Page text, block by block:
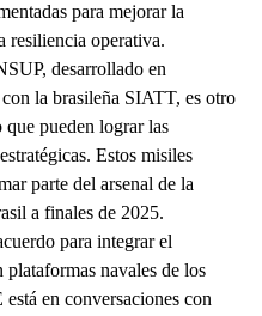
para mejorar la
resiliencia operativa.
desarrollado en
la brasileña SIATT, es otro
que pueden lograr las
Estos misiles
parte del arsenal de la
a finales de 2025.
para integrar el
navales de los
en conversaciones con